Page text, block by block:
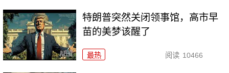
特朗普突然关闭领事馆，高市早
苗的美梦该醒了
最热 阅读 10466